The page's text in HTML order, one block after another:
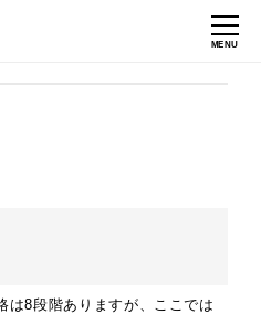
MENU
8段階ありますが、ここでは